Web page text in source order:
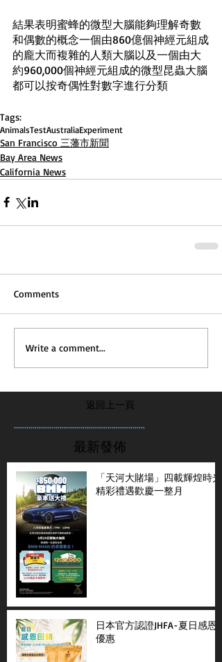
結果表明蜜蜂的微型大腦能夠理解奇數
和偶數的概念一個由860億個神經元組成
的龐大而複雜的人類大腦以及一個由大
約960,000個神經元組成的微型昆蟲大腦
都可以按奇偶性對數字進行分類
Tags:
AnimalsTestAustraliaExperiment
San Francisco 三藩市新聞
Bay Area News
California News
Comments
Write a comment...
返回上一頁
...............................................................
最新發佈
「天河大賭場」四載輝煌時光
精彩禮遇歡慶一整月
日本官方認證JHFA-夏日感恩
優惠